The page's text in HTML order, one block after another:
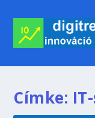
Címke: